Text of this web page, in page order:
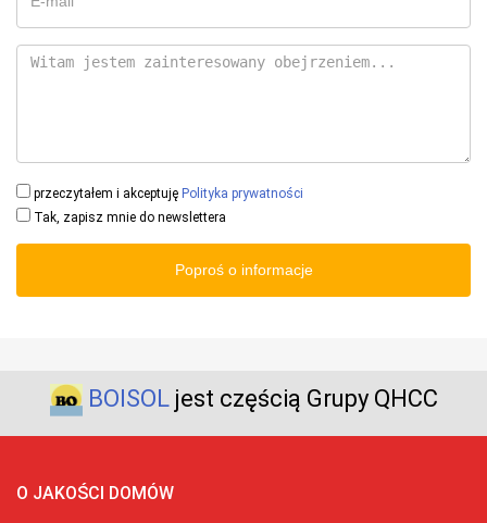
przeczytałem i akceptuję Polityka prywatności
Tak, zapisz mnie do newslettera
Poproś o informacje
BOISOLjest częścią Grupy QHCC
O JAKOŚCI DOMÓW